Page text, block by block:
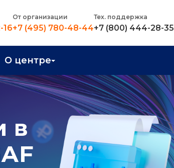
16
От организации
+7 (495) 780-48-44
Тех. поддержка
+7 (800) 444-28-35
О центре
Контакты
О центре
Преподаватели
Вакансии
в